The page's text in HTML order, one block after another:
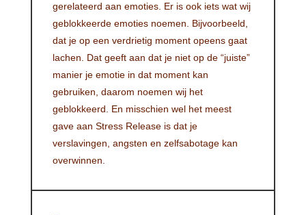
gerelateerd aan emoties. Er is ook iets wat wij
geblokkeerde emoties noemen. Bijvoorbeeld,
dat je op een verdrietig moment opeens gaat
lachen. Dat geeft aan dat je niet op de “juiste”
manier je emotie in dat moment kan
gebruiken, daarom noemen wij het
geblokkeerd. En misschien wel het meest
gave aan Stress Release is dat je
verslavingen, angsten en zelfsabotage kan
overwinnen.